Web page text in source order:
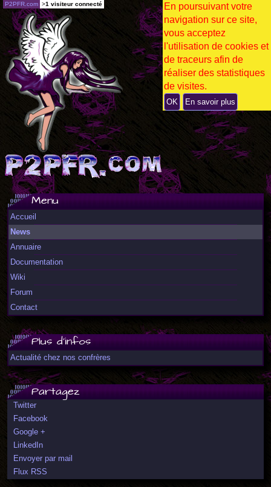
Menu
Accueil
News
Annuaire
Documentation
Wiki
Forum
Contact
Plus d'infos
Actualité chez nos confrères
Partagez
Twitter
Facebook
Google +
LinkedIn
Envoyer par mail
Flux RSS
P2PFR.com >1 visiteur connecté
En poursuivant votre
navigation sur ce site,
vous acceptez
l'utilisation de cookies et
de traceurs afin de
réaliser des statistiques
de visites.
OK En savoir plus